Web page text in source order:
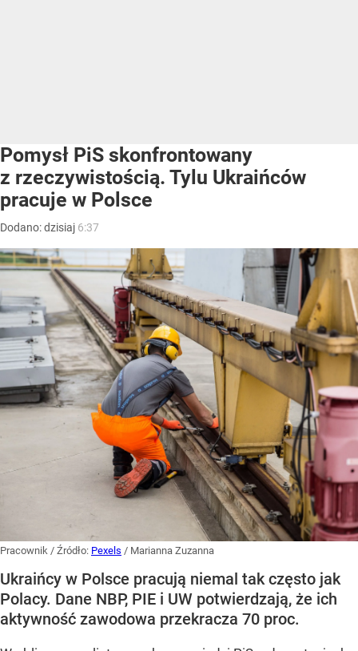
Pomysł PiS skonfrontowany
z rzeczywistością. Tylu Ukraińców
pracuje w Polsce
Dodano:dzisiaj 6:37
Pracownik / Źródło: Pexels / Marianna Zuzanna
Ukraińcy w Polsce pracują niemal tak często jak
Polacy. Dane NBP, PIE i UW potwierdzają, że ich
aktywność zawodowa przekracza 70 proc.